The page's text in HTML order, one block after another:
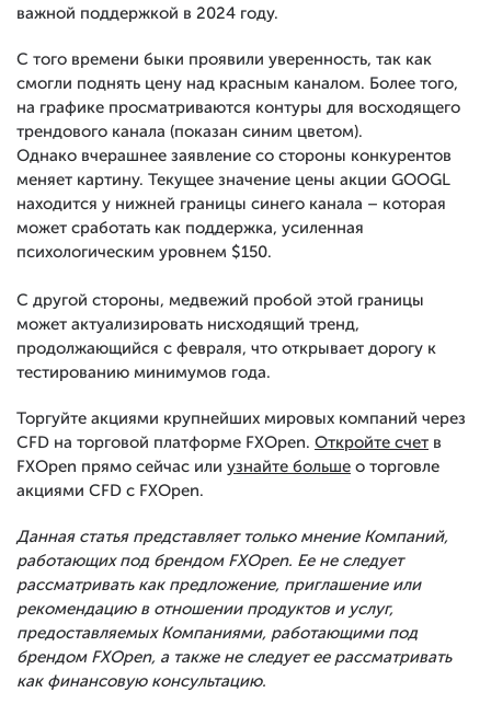
важной поддержкой в 2024 году.
С того времени быки проявили уверенность, так как
смогли поднять цену над красным каналом. Более того,
на графике просматриваются контуры для восходящего
трендового канала (показан синим цветом).
Однако вчерашнее заявление со стороны конкурентов
меняет картину. Текущее значение цены акции GOOGL
находится у нижней границы синего канала – которая
может сработать как поддержка, усиленная
психологическим уровнем $150.
С другой стороны, медвежий пробой этой границы
может актуализировать нисходящий тренд,
продолжающийся с февраля, что открывает дорогу к
тестированию минимумов года.
Торгуйте акциями крупнейших мировых компаний через
CFD на торговой платформе FXOpen. Откройте счет в
FXOpen прямо сейчас или узнайте больше о торговле
акциями CFD с FXOpen.
Данная статья представляет только мнение Компаний,
работающих под брендом FXOpen. Ее не следует
рассматривать как предложение, приглашение или
рекомендацию в отношении продуктов и услуг,
предоставляемых Компаниями, работающими под
брендом FXOpen, а также не следует ее рассматривать
как финансовую консультацию.